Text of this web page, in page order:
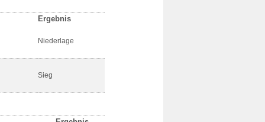
Ergebnis
Niederlage
Sieg